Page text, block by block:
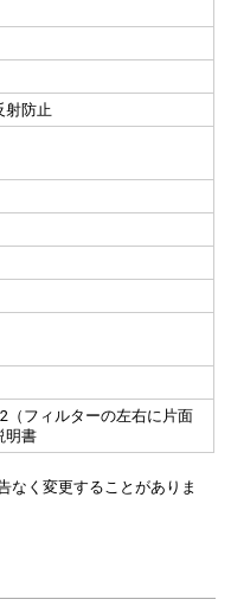
射防止
（フィルターの左右に片面
明書
なく変更することがありま